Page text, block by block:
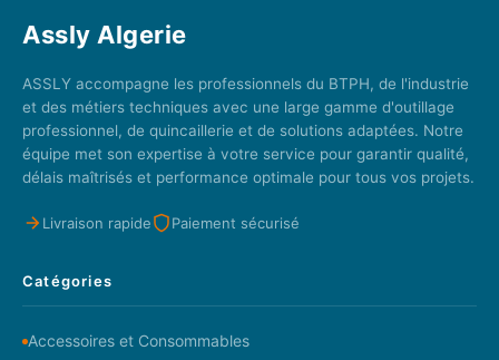
Assly Algerie
ASSLY accompagne les professionnels du BTPH, de l'industrie
et des métiers techniques avec une large gamme d'outillage
professionnel, de quincaillerie et de solutions adaptées. Notre
équipe met son expertise à votre service pour garantir qualité,
délais maîtrisés et performance optimale pour tous vos projets.
Livraison rapide Paiement sécurisé
Catégories
Accessoires et Consommables